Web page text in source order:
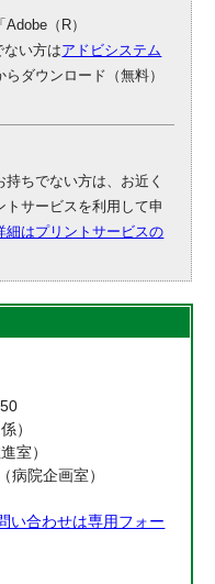
（R）
ない方はアドビシステム
らダウンロード（無料）
ちでない方は、お近く
サービスを利用して申
細はプリントサービスの
）
室）
病院企画室）
い合わせは専用フォー